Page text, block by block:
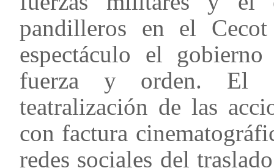
pandilleros en el
espectáculo el
fuerza y orden. El
teatralización de las
con factura
redes sociales del